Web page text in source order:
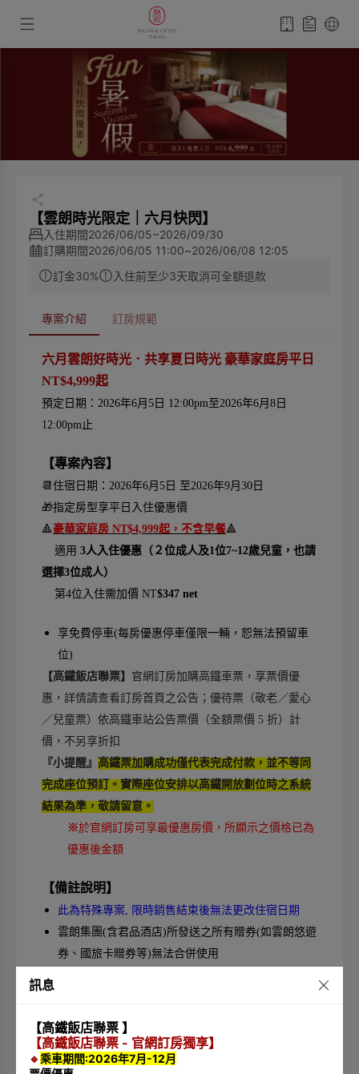
【雲朗時光限定｜六月快閃】
入住期間2026/06/05~2026/09/30
訂購期間2026/06/05 11:00~2026/06/08 12:05
訂金30%
入住前至少3天取消可全額退款
專案介紹
六月雲朗好時光．共享夏日時光 豪華家庭房平日
NT$4,999起
預定日期：2026年6月5日 12:00pm至2026年6月8日
12:00pm止
【專案內容】
📆住宿日期：2026年6月5日 至2026年9月30日
🎁指定房型享平日入住優惠價
🔺豪華家庭房 NT$4,999起，不含早餐🔺
適用 3人入住優惠（２位成人及1位7~12歲兒童，也請
選擇3位成人）
第4位入住需加價 NT$347 net
享免費停車(每房優惠停車僅限一輛，恕無法預留車
位)
【高鐵飯店聯票】 官網訂房加購高鐵車票，享票價優
惠，詳情請查看訂房首頁之公告；優待票（敬老／愛心
／兒童票）依高鐵車站公告票價（全額票價 5 折）計
價，不另享折扣
『小提醒』 高鐵票加購成功僅代表完成付款，並不等同
完成座位預訂。實際座位安排以高鐵開放劃位時之系統
結果為準，敬請留意。
※於官網訂房可享最優惠房價，所顯示之價格已為
優惠後金額
【備註說明】
此為特殊專案, 限時銷售結束後無法更改住宿日期
雲朗集團(含君品酒店)所發送之所有贈券(如雲朗悠遊
券、國旅卡贈券等)無法合併使用
準
此專案不得於其他優惠或活動合併使用，亦不得折抵
現金
訂房規範
訊息
【高鐵飯店聯票 】
【高鐵飯店聯票 - 官網訂房獨享】
🔹 乘車期間:2026年7月-12月